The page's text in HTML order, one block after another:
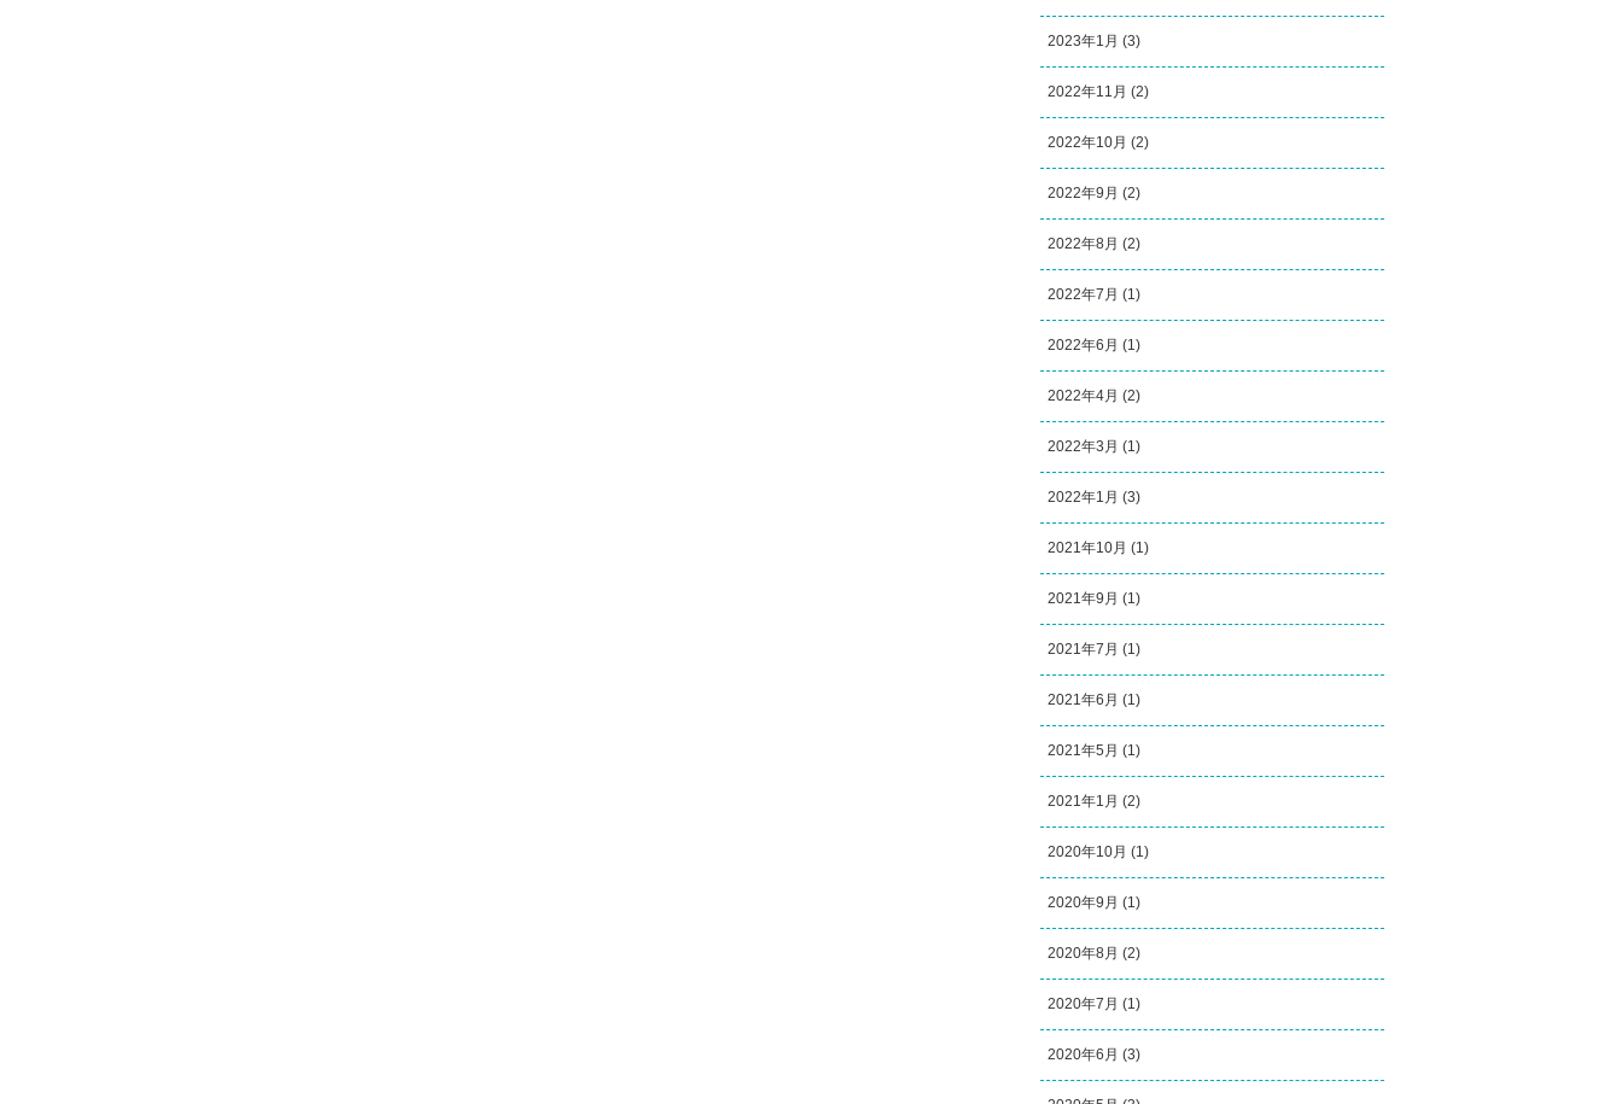
2023年1月 (3)
2022年11月 (2)
2022年10月 (2)
2022年9月 (2)
2022年8月 (2)
2022年7月 (1)
2022年6月 (1)
2022年4月 (2)
2022年3月 (1)
2022年1月 (3)
2021年10月 (1)
2021年9月 (1)
2021年7月 (1)
2021年6月 (1)
2021年5月 (1)
2021年1月 (2)
2020年10月 (1)
2020年9月 (1)
2020年8月 (2)
2020年7月 (1)
2020年6月 (3)